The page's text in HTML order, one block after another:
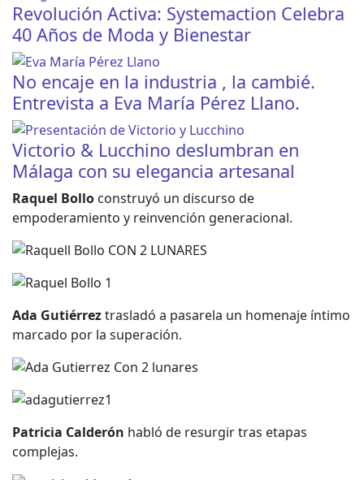
Revolución Activa: Systemaction Celebra
40 Años de Moda y Bienestar
No encaje en la industria , la cambié.
Entrevista a Eva María Pérez Llano.
Victorio & Lucchino deslumbran en
Málaga con su elegancia artesanal
Raquel Bollo construyó un discurso de
empoderamiento y reinvención generacional.
Ada Gutiérreztrasladó a pasarela un homenaje íntimo
marcado por la superación.
Patricia Calderón habló de resurgir tras etapas
complejas.